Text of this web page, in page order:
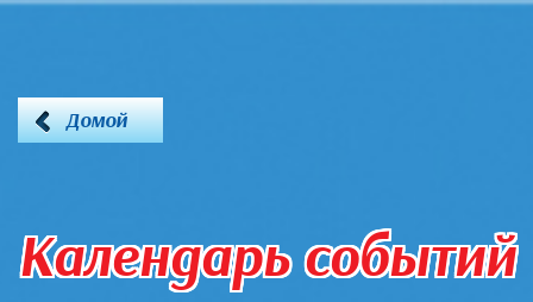
Домой
Календарь событий